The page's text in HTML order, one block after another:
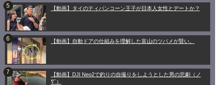
【動画】タイのティパンコーン王子が日本人女性とデートか？
【動画】自動ドアの仕組みを理解した富山のツバメが賢い。
【動画】DJI Neo2で釣りの自撮りをしようとした男の悲劇（ノ
∇`）